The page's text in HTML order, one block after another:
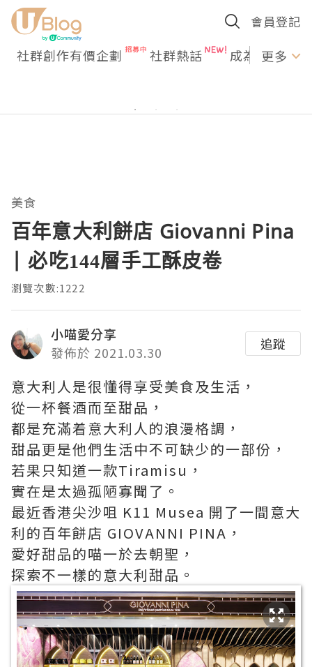
會員登記
社群創作有價企劃 社群熱話 成為U更多
美食
百年意大利餅店 Giovanni Pina
| 必吃144層手工酥皮卷
瀏覽次數:1222
小喵愛分享
發佈於 2021.03.30
追蹤
意大利人是很懂得享受美食及生活，
從一杯餐酒而至甜品，
都是充滿着意大利人的浪漫格調，
甜品更是他們生活中不可缺少的一部份，
若果只知道一款Tiramisu，
實在是太過孤陋寡聞了。
最近香港尖沙咀 K11 Musea 開了一間意大
利的百年餅店 GIOVANNI PINA，
愛好甜品的喵一於去朝聖，
探索不一樣的意大利甜品。